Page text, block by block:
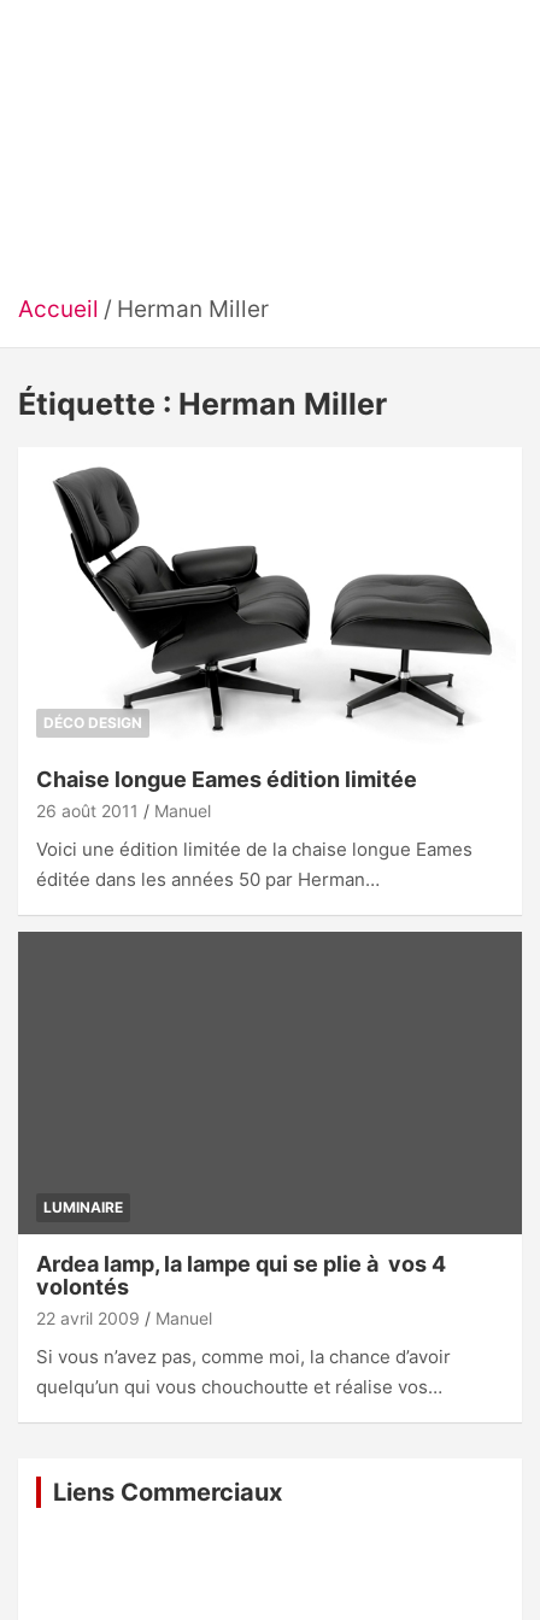
Accueil Herman Miller
Étiquette : Herman Miller
DÉCO DESIGN
Chaise longue Eames édition limitée
26 août 2011 Manuel
Voici une édition limitée de la chaise longue Eames
éditée dans les années 50 par Herman…
LUMINAIRE
Ardea lamp, la lampe qui se plie à vos 4
volontés
22 avril 2009 Manuel
Si vous n’avez pas, comme moi, la chance d’avoir
quelqu’un qui vous chouchoutte et réalise vos…
Liens Commerciaux